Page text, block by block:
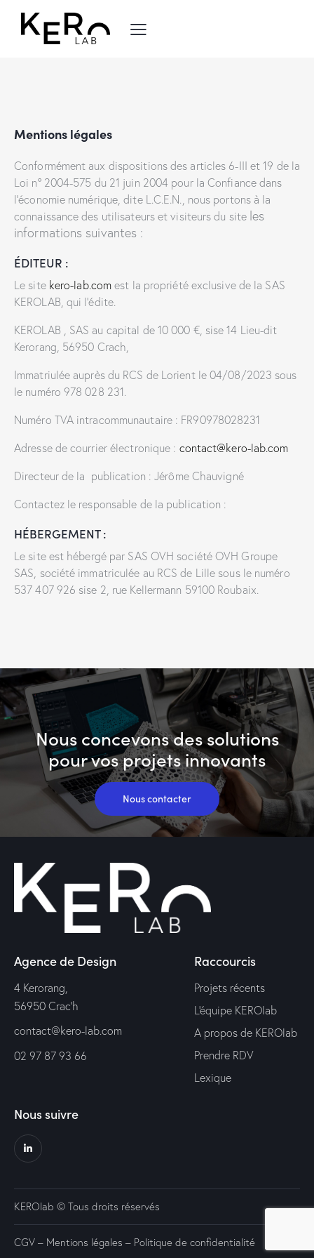
Mentions légales
Conformément aux dispositions des articles 6-III et 19 de la
Loi n° 2004-575 du 21 juin 2004 pour la Confiance dans
l’économie numérique, dite L.C.E.N., nous portons à la
connaissance des utilisateurs et visiteurs du site les
informations suivantes :
ÉDITEUR :
Le site kero-lab.com est la propriété exclusive de la SAS
KEROLAB, qui l’édite.
KEROLAB , SAS au capital de 10 000 €, sise 14 Lieu-dit
Kerorang, 56950 Crach,
Immatriulée auprès du RCS de Lorient le 04/08/2023 sous
le numéro 978 028 231.
Numéro TVA intracommunautaire : FR90978028231
Adresse de courrier électronique : contact@kero-lab.com
Directeur de la publication : Jérôme Chauvigné
Contactez le responsable de la publication :
HÉBERGEMENT :
Le site est hébergé par SAS OVH société OVH Groupe
SAS, société immatriculée au RCS de Lille sous le numéro
537 407 926 sise 2, rue Kellermann 59100 Roubaix.
Nous concevons des solutions
pour vos projets innovants
Nous contacter
Agence de Design
4 Kerorang,
56950 Crac’h
contact@kero-lab.com
02 97 87 93 66
Raccourcis
Projets récents
L'équipe KEROlab
A propos de KEROlab
Prendre RDV
Lexique
Nous suivre
KEROlab © Tous droits réservés
CGV – Mentions légales – Politique de confidentialité